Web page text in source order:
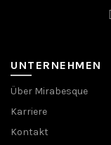
UNTERNEHMEN
Über Mirabesque
Karriere
Kontakt